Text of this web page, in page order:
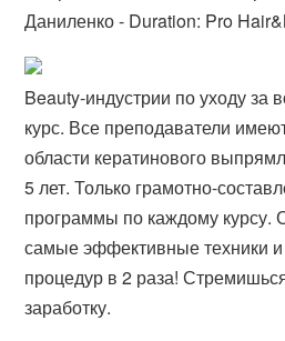
Даниленко - Duration: Pro
Beauty-индустрии по уходу за
курс. Все преподаватели
области кератинового
5 лет. Только грамотно-
программы по каждому курсу.
самые эффективные техники и
процедур в 2 раза!
заработку.